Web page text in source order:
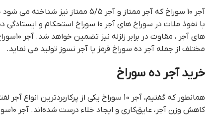
آجر ۱۰ سوراخ که آجر ممتاز و آجر ۵/۵ ممتاز نیز شناخته می شود جهت آجر نما ، دیوار
با نفوذ ملات در سوراخ های آجر ۱۰ سوراخ استحکام و ایستادگی دیوار بیشتر می شود . و همچنین با قرار گرفتن میلگرد در سوراخ
های آجر ، مقاوت در برابر زلزله نیز تضمین خواهد شد. آجر ۱۰سوراخ امیران گستر ، آجر ۱۰ سوراخ را در ابعاد و رنگ های
مختلف از جمله آجر ده سوراخ قرمز یا آجر نسوز تولید می نماید.
خرید آجر ده سوراخ
همانطور که گفتیم، آجر 10 سوراخ یکی از پرکاربردترین انواع آجر لفتون است. این آجر دارای ده سوراخ است. این سوراخ‌ها برای
کاهش وزن آجر، عایق‌کاری و ایجاد خلاء درست شده‌اند. آجر ۱۰سوراخ قرمز همانند آجر ده سوراخ زرد برای نمای ساختمان،